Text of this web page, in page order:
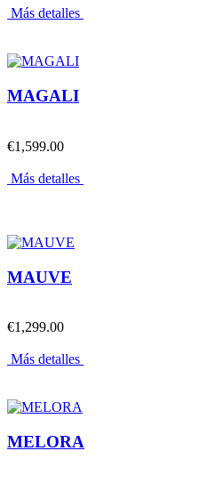
Más detalles
MAGALI
€1,599.00
Más detalles
MAUVE
€1,299.00
Más detalles
MELORA